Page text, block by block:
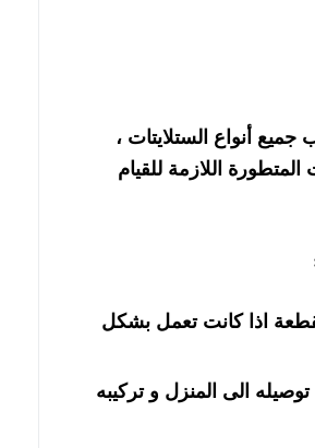
جميع أنواع الستلايتات ،
اللازمة للقيام
اذا كانت تعمل بشكل
الى المنزل و تركيبه